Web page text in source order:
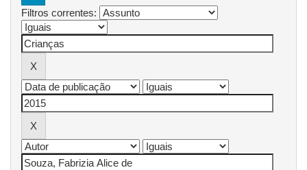
Filtros correntes: